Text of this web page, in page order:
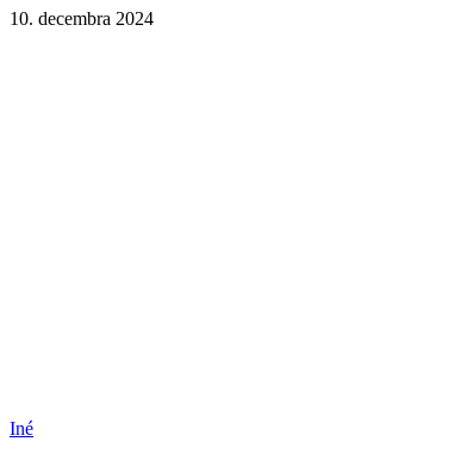
10. decembra 2024
Iné